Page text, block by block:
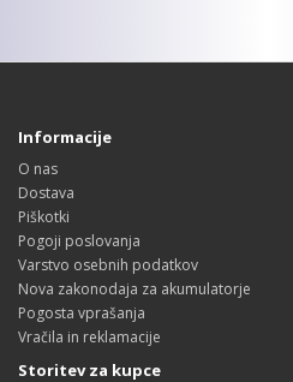
Informacije
O nas
Dostava
Piškotki
Pogoji poslovanja
Varstvo osebnih podatkov
Nova zakonodaja za akumulatorje
Pogosta vprašanja
Vračila in reklamacije
Storitev za kupce